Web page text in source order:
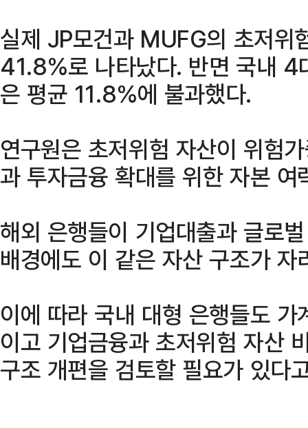
실제 JP모건과 MUFG의 초저
41.8%로 나타났다. 반면 국내 4
은 평균 11.8%에 불과했다.
연구원은 초저위험 자산이 위험
과 투자금융 확대를 위한 자본
해외 은행들이 기업대출과 글로
배경에도 이 같은 자산 구조가
이에 따라 국내 대형 은행들도
이고 기업금융과 초저위험 자산
구조 개편을 검토할 필요가 있다